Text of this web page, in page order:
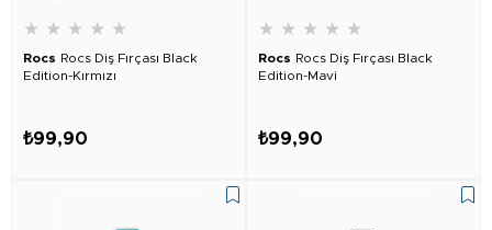
★ ★ ★ ★ ★
Rocs Rocs Diş Fırçası Black
Edition-Kırmızı
₺99,90
★ ★ ★ ★ ★
Rocs Rocs Diş Fırçası Black
Edition-Mavi
₺99,90